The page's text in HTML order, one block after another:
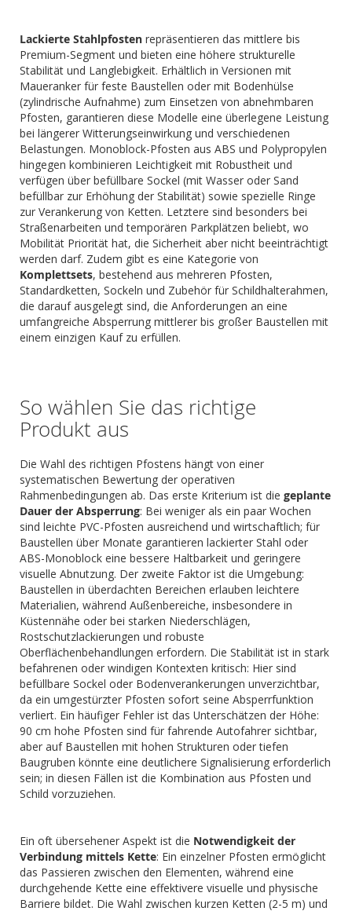
Lackierte Stahlpfosten repräsentieren das mittlere bis
Premium-Segment und bieten eine höhere strukturelle
Stabilität und Langlebigkeit. Erhältlich in Versionen mit
Maueranker für feste Baustellen oder mit Bodenhülse
(zylindrische Aufnahme) zum Einsetzen von abnehmbaren
Pfosten, garantieren diese Modelle eine überlegene Leistung
bei längerer Witterungseinwirkung und verschiedenen
Belastungen. Monoblock-Pfosten aus ABS und Polypropylen
hingegen kombinieren Leichtigkeit mit Robustheit und
verfügen über befüllbare Sockel (mit Wasser oder Sand
befüllbar zur Erhöhung der Stabilität) sowie spezielle Ringe
zur Verankerung von Ketten. Letztere sind besonders bei
Straßenarbeiten und temporären Parkplätzen beliebt, wo
Mobilität Priorität hat, die Sicherheit aber nicht beeinträchtigt
werden darf. Zudem gibt es eine Kategorie von
Komplettsets, bestehend aus mehreren Pfosten,
Standardketten, Sockeln und Zubehör für Schildhalterahmen,
die darauf ausgelegt sind, die Anforderungen an eine
umfangreiche Absperrung mittlerer bis großer Baustellen mit
einem einzigen Kauf zu erfüllen.
So wählen Sie das richtige
Produkt aus
Die Wahl des richtigen Pfostens hängt von einer
systematischen Bewertung der operativen
Rahmenbedingungen ab. Das erste Kriterium ist die geplante
Dauer der Absperrung: Bei weniger als ein paar Wochen
sind leichte PVC-Pfosten ausreichend und wirtschaftlich; für
Baustellen über Monate garantieren lackierter Stahl oder
ABS-Monoblock eine bessere Haltbarkeit und geringere
visuelle Abnutzung. Der zweite Faktor ist die Umgebung:
Baustellen in überdachten Bereichen erlauben leichtere
Materialien, während Außenbereiche, insbesondere in
Küstennähe oder bei starken Niederschlägen,
Rostschutzlackierungen und robuste
Oberflächenbehandlungen erfordern. Die Stabilität ist in stark
befahrenen oder windigen Kontexten kritisch: Hier sind
befüllbare Sockel oder Bodenverankerungen unverzichtbar,
da ein umgestürzter Pfosten sofort seine Absperrfunktion
verliert. Ein häufiger Fehler ist das Unterschätzen der Höhe:
90 cm hohe Pfosten sind für fahrende Autofahrer sichtbar,
aber auf Baustellen mit hohen Strukturen oder tiefen
Baugruben könnte eine deutlichere Signalisierung erforderlich
sein; in diesen Fällen ist die Kombination aus Pfosten und
Schild vorzuziehen.
Ein oft übersehener Aspekt ist die Notwendigkeit der
Verbindung mittels Kette: Ein einzelner Pfosten ermöglicht
das Passieren zwischen den Elementen, während eine
durchgehende Kette eine effektivere visuelle und physische
Barriere bildet. Die Wahl zwischen kurzen Ketten (2-5 m) und